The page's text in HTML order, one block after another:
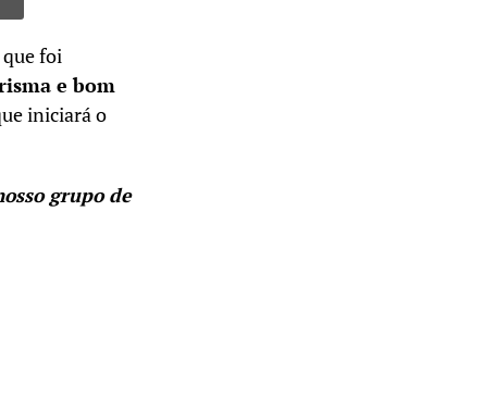
foi
e bom
iniciará o
grupo de